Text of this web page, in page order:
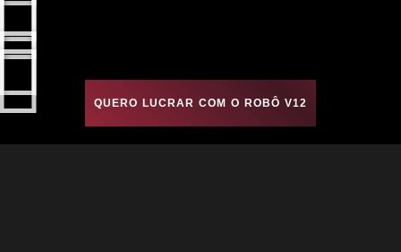
QUERO LUCRAR COM O ROBÔ V12